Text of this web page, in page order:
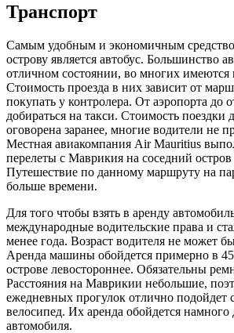
Транспорт
Самым удобным и экономичным
острову является автобус. Большинство
отличном состоянии, во многих
Стоимость проезда в них зависит от
покупать у контролера. От аэропорта до
добираться на такси. Стоимость поездки
оговорена заранее, многие водители не
Местная авиакомпания Air Mauritius
перелеты с Маврикия на соседний остров
Путешествие по данному маршруту на
больше времени.
Для того чтобы взять в аренду
международные водительские права и
менее года. Возраст водителя не может
Аренда машины обойдется примерно в
острове левостороннее. Обязательны
Расстояния на Маврикии небольшие,
ежедневных прогулок отлично подойдет
велосипед. Их аренда обойдется
автомобиля.